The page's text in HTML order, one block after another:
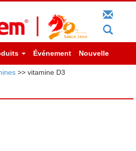
Événement Nouvelle
>> vitamine D3